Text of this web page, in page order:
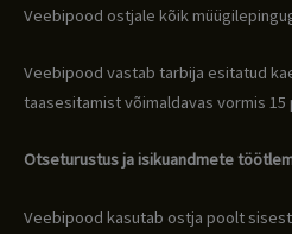
Veebipood ostjale kõik
Veebipood vastab tarbija esitatud
taasesitamist võimaldavas vormis 15
Otseturustus ja isikuandmete
Veebipood kasutab ostja poolt